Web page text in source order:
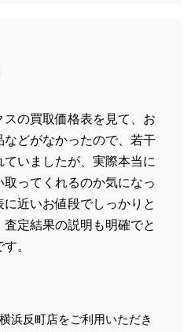
の買取価格表を見て、お
などがなかったので、若干
いましたが、実際本当に
ってくれるのか気になっ
近いお値段でしっかりと
定結果の説明も明確でと
。
浜反町店をご利用いただき